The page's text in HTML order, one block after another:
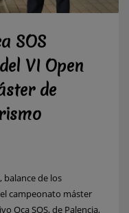
SOS
VI Open
de
balance de los
campeonato máster
Oca SOS, de Palencia,